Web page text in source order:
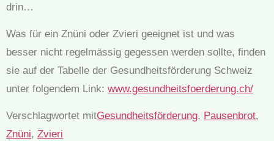
drin…
Was für ein Znüni oder Zvieri geeignet ist und was
besser nicht regelmässig gegessen werden sollte, finden
sie auf der Tabelle der Gesundheitsförderung Schweiz
unter folgendem Link: www.gesundheitsfoerderung.ch/
Verschlagwortet mitGesundheitsförderung, Pausenbrot,
Znüni, Zvieri